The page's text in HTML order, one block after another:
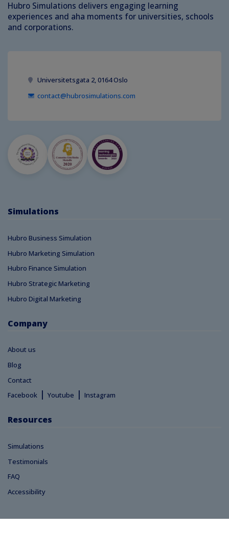
Hubro Simulations delivers engaging learning
experiences and aha moments for universities, schools
and corporations.
Universitetsgata 2, 0164 Oslo
contact@hubrosimulations.com
Simulations
Hubro Business Simulation
Hubro Marketing Simulation
Hubro Finance Simulation
Hubro Strategic Marketing
Hubro Digital Marketing
Company
About us
Blog
Contact
Facebook | Youtube | Instagram
Resources
Simulations
Testimonials
FAQ
Accessibility